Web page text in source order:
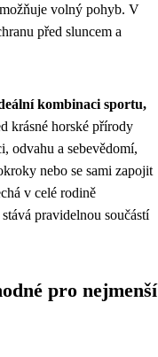
volný pohyb. V
před sluncem a
kombinaci sportu,
krásné horské přírody
odvahu a sebevědomí,
nebo se sami zapojit
v celé rodině
pravidelnou součástí
pro nejmenší